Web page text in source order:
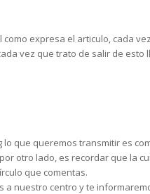
como expresa el articulo, cada
vez que trato de salir de esto
lo que queremos transmitir es
otro lado, es recordar que la
que comentas.
a nuestro centro y te